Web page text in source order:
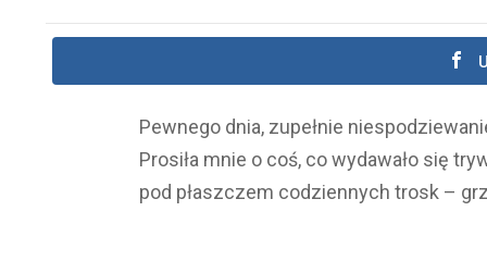
Pewnego dnia, zupełnie
Prosiła mnie o coś, co wydawało się
pod płaszczem codziennych trosk –